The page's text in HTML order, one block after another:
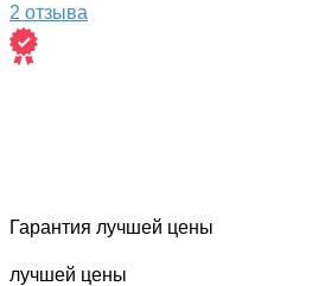
2 отзыва
Гарантия лучшей цены
лучшей цены